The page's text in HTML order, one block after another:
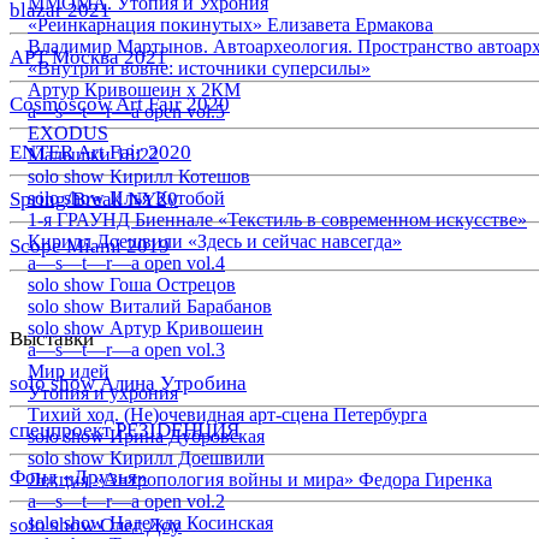
blazar 2021
АРТ Москва 2021
Cosmoscow Art Fair 2020
ENTER Art Fair 2020
Spring/Break NY20
Scope Miami 2019
Выставки
solo show Алина Утробина
спецпроект РЕЗIDЕНЦИЯ
Фонд «Друзья»
solo show Олег Доу
«Реинкарнация покинутых» Елизавета Ермакова
Владимир Мартынов. Автоархеология. Пространство
«Внутри и вовне: источники суперсилы»
Артур Кривошеин х 2КМ
a—s—t—r—a open vol.5
EXODUS
Малышки 18:22
solo show Кирилл Котешов
solo show Илья Кутобой
1-я ГРАУНД Биеннале «Текстиль в современном искусстве»
Кирилл Доешвили «Здесь и сейчас навсегда»
a—s—t—r—a open vol.4
solo show Гоша Острецов
solo show Виталий Барабанов
solo show Артур Кривошеин
a—s—t—r—a open vol.3
Мир идей
Утопия и ухрония
Тихий ход. (Не)очевидная арт-сцена Петербурга
solo show Ирина Дубровская
solo show Кирилл Доешвили
Лекция «Антропология войны и мира» Федора Гиренка
a—s—t—r—a open vol.2
solo show Надежда Косинская